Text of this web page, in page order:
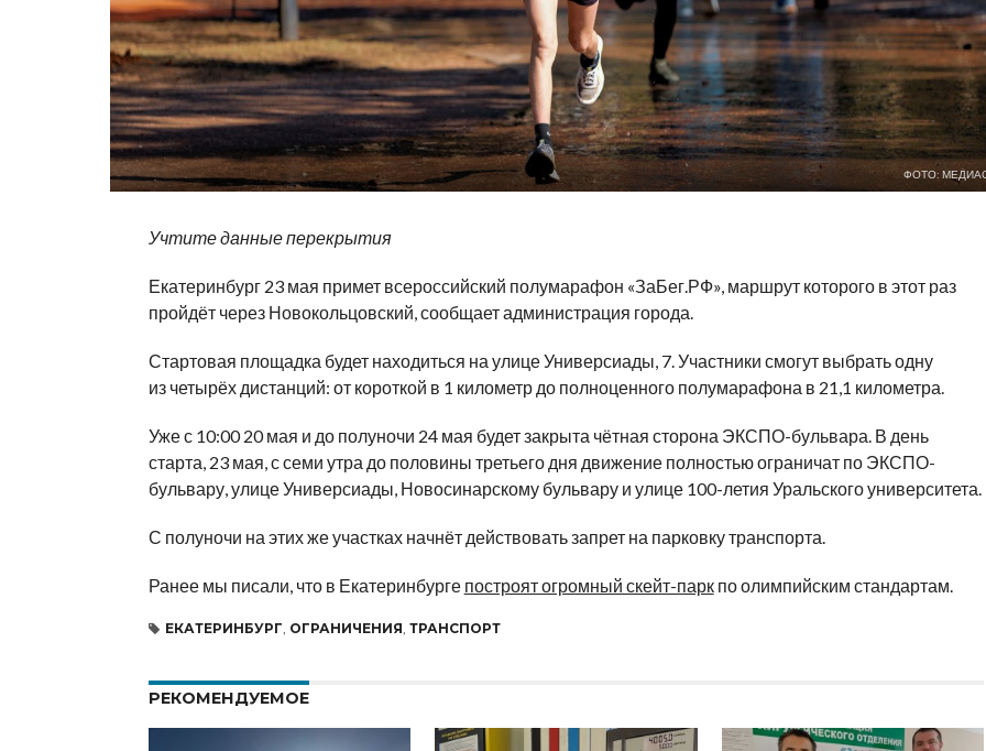
ФОТО:
Учтите данные перекрытия
Екатеринбург 23 мая примет всероссийский полумарафон «ЗаБег.РФ», маршрут которого в этот раз
пройдёт через Новокольцовский, сообщает администрация города.
Стартовая площадка будет находиться на улице Универсиады, 7. Участники смогут выбрать одну
из четырёх дистанций: от короткой в 1 километр до полноценного полумарафона в 21,1 километра.
Уже с 10:00 20 мая и до полуночи 24 мая будет закрыта чётная сторона ЭКСПО-бульвара. В день
старта, 23 мая, с семи утра до половины третьего дня движение полностью ограничат по ЭКСПО-
бульвару, улице Универсиады, Новосинарскому бульвару и улице 100-летия Уральского университета.
С полуночи на этих же участках начнёт действовать запрет на парковку транспорта.
Ранее мы писали, что в Екатеринбурге построят огромный скейт-паркпо олимпийским стандартам.
ЕКАТЕРИНБУРГ ОГРАНИЧЕНИЯ ТРАНСПОРТ
РЕКОМЕНДУЕМОЕ